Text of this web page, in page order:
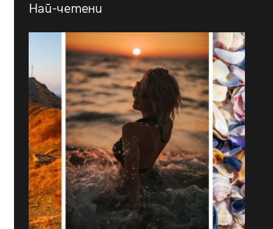
Най-четени